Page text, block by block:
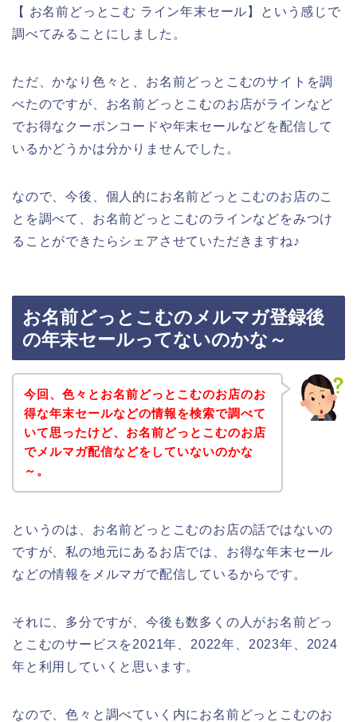
【 お名前どっとこむ ライン年末セール】という感じで
調べてみることにしました。
ただ、かなり色々と、お名前どっとこむのサイトを調
べたのですが、お名前どっとこむのお店がラインなど
でお得なクーポンコードや年末セールなどを配信して
いるかどうかは分かりませんでした。
なので、今後、個人的にお名前どっとこむのお店のこ
とを調べて、お名前どっとこむのラインなどをみつけ
ることができたらシェアさせていただきますね♪
お名前どっとこむのメルマガ登録後
の年末セールってないのかな～
今回、色々とお名前どっとこむのお店のお
得な年末セールなどの情報を検索で調べて
いて思ったけど、お名前どっとこむのお店
でメルマガ配信などをしていないのかな
～。
というのは、お名前どっとこむのお店の話ではないの
ですが、私の地元にあるお店では、お得な年末セール
などの情報をメルマガで配信しているからです。
それに、多分ですが、今後も数多くの人がお名前どっ
とこむのサービスを2021年、2022年、2023年、2024
年と利用していくと思います。
なので、色々と調べていく内にお名前どっとこむのお